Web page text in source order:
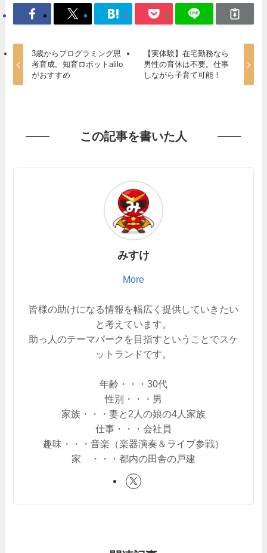
3歳からプログラミング思
考育成。知育ロボットalilo
がおすすめ
【実体験】在宅勤務なら
男性の育休は不要。仕事
しながら子育て可能！
この記事を書いた人
みすけ
More
皆様の助けになる情報を幅広く提供していきたい
と考えています。
助っ人のテーマパークを目指すということでスケ
ットランドです。
年齢・・・30代
性別・・・男
家族・・・妻と2人の娘の4人家族
仕事・・・会社員
趣味・・・音楽（楽器演奏＆ライブ参戦）
家 ・・・都内の田舎の戸建